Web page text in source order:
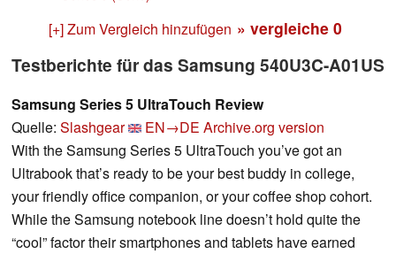
[+] Zum Vergleich hinzufügen » vergleiche 0
Testberichte für das Samsung 540U3C-A01US
Samsung Series 5 UltraTouch Review
Quelle: Slashgear EN→DE Archive.org version
With the Samsung Series 5 UltraTouch you’ve got an
Ultrabook that’s ready to be your best buddy in college,
your friendly office companion, or your coffee shop cohort.
While the Samsung notebook line doesn’t hold quite the
“cool” factor their smartphones and tablets have earned